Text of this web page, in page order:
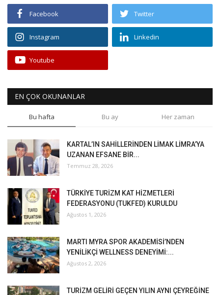
Facebook Twitter
Instagram Linkedin
Youtube
EN ÇOK OKUNANLAR
Bu hafta Bu ay Her zaman
KARTAL’IN SAHİLLERİNDEN LİMAK LİMRA’YA
UZANAN EFSANE BİR...
Temmuz 28, 2026
TÜRKİYE TURİZM KAT HİZMETLERİ
FEDERASYONU (TUKFED) KURULDU
Ağustos 1, 2026
MARTI MYRA SPOR AKADEMİSİ’NDEN
YENİLİKÇİ WELLNESS DENEYİMİ:...
Ağustos 2, 2026
TURİZM GELİRİ GEÇEN YILIN AYNI ÇEYREĞİNE